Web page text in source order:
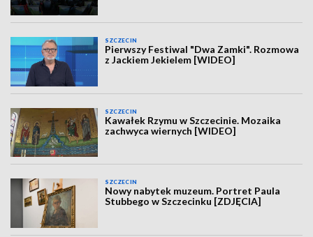
SZCZECIN
Pierwszy Festiwal "Dwa Zamki". Rozmowa
z Jackiem Jekielem [WIDEO]
SZCZECIN
Kawałek Rzymu w Szczecinie. Mozaika
zachwyca wiernych [WIDEO]
SZCZECIN
Nowy nabytek muzeum. Portret Paula
Stubbego w Szczecinku [ZDJĘCIA]